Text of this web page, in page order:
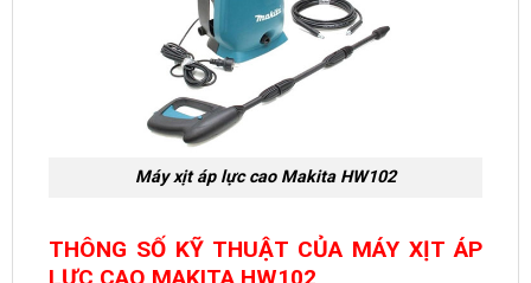
Máy xịt áp lực cao Makita HW102
THÔNG SỐ KỸ THUẬT CỦA MÁY XỊT ÁP